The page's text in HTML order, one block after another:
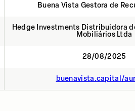
Buena Vista Gestora de
Hedge Investments Distribuidora
Mobiliários Ltda
28/08/2025
buenavista.capital/